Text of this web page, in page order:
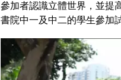
參加者認識立體世界，並提
書院中一及中二的學生參加